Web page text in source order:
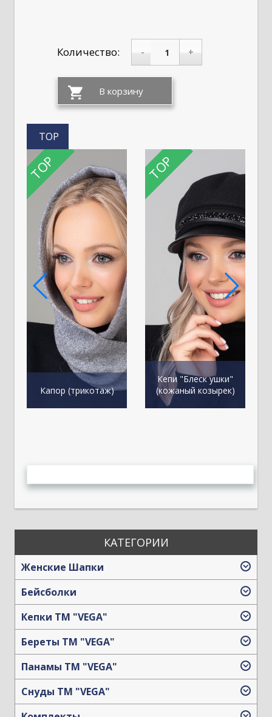
Количество: - +
TOP
TOP
Капор (трикотаж)
TOP
Кепи "Блеск ушки"
(кожаный козырек)
КАТЕГОРИИ
Женские Шапки
Бейсболки
Кепки TM "VEGA"
Береты TM "VEGA"
Панамы TM "VEGA"
Снуды ТМ "VEGA"